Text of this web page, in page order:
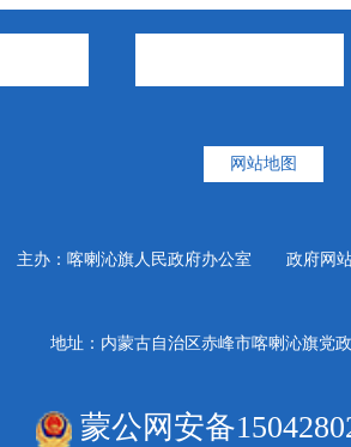
网站地图
主办：喀喇沁旗人民政府办公室 政府网站
地址：内蒙古自治区赤峰市喀喇沁旗党
蒙公网安备